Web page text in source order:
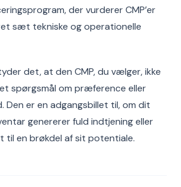
der vurderer CMP’er
sæt tekniske og operationelle
det, at den CMP, du vælger, ikke
spørgsmål om præference eller
Den er en adgangsbillet til, om dit
genererer fuld indtjening eller
til en brøkdel af sit potentiale.